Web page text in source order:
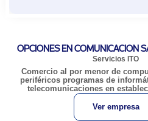
OPCIONES EN COMUNICACION
Servicios ITO
Comercio al por menor de
periféricos programas de
telecomunicaciones en
Ver empresa